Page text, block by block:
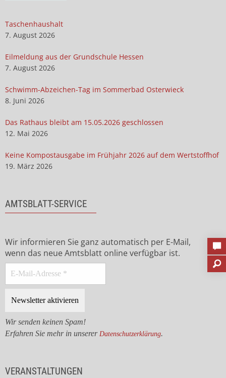
Taschenhaushalt
7. August 2026
Eilmeldung aus der Grundschule Hessen
7. August 2026
Schwimm-Abzeichen-Tag im Sommerbad Osterwieck
8. Juni 2026
Das Rathaus bleibt am 15.05.2026 geschlossen
12. Mai 2026
Keine Kompostausgabe im Frühjahr 2026 auf dem Wertstoffhof
19. März 2026
AMTSBLATT-SERVICE
Wir informieren Sie ganz automatisch per E-Mail,
wenn das neue Amtsblatt online verfügbar ist.
Wir senden keinen Spam!
Erfahren Sie mehr in unserer Datenschutzerklärung.
VERANSTALTUNGEN